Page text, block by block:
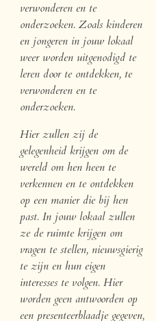
verwonderen en te
onderzoeken. Zoals kinderen
en jongeren in jouw lokaal
weer worden uitgenodigd te
leren door te ontdekken, te
verwonderen en te
onderzoeken.
Hier zullen zij de
gelegenheid krijgen om de
wereld om hen heen te
verkennen en te ontdekken
op een manier die bij hen
past. In jouw lokaal zullen
ze de ruimte krijgen om
vragen te stellen, nieuwsgierig
te zijn en hun eigen
interesses te volgen. Hier
worden geen antwoorden op
een presenteerblaadje gegeven,